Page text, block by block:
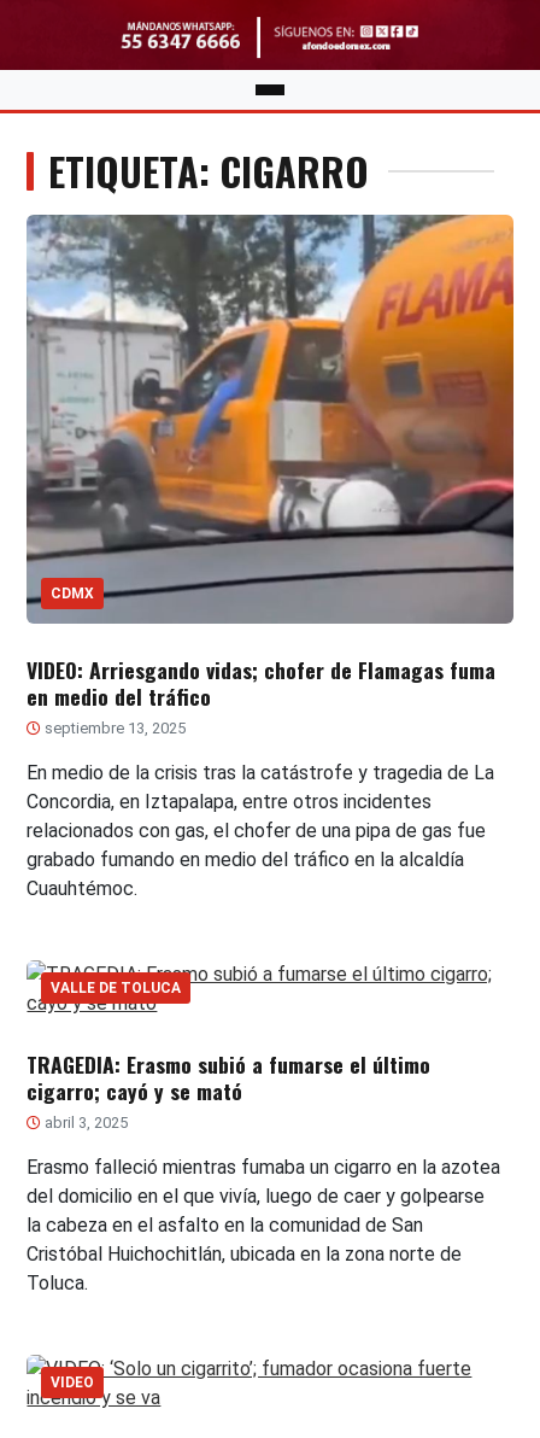
ETIQUETA: CIGARRO
CDMX
VIDEO: Arriesgando vidas; chofer de Flamagas fuma
en medio del tráfico
septiembre 13, 2025
En medio de la crisis tras la catástrofe y tragedia de La
Concordia, en Iztapalapa, entre otros incidentes
relacionados con gas, el chofer de una pipa de gas fue
grabado fumando en medio del tráfico en la alcaldía
Cuauhtémoc.
VALLE DE TOLUCA
TRAGEDIA: Erasmo subió a fumarse el último
cigarro; cayó y se mató
abril 3, 2025
Erasmo falleció mientras fumaba un cigarro en la azotea
del domicilio en el que vivía, luego de caer y golpearse
la cabeza en el asfalto en la comunidad de San
Cristóbal Huichochitlán, ubicada en la zona norte de
Toluca.
VIDEO